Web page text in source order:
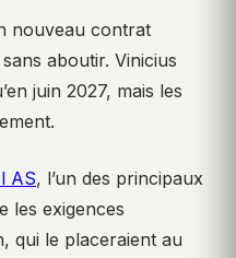
nouveau contrat
aboutir. Vinicius
juin 2027, mais les
AS, l’un des principaux
les exigences
qui le placeraient au